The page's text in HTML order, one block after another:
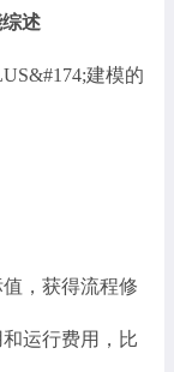
述
建模的
，获得流程修
运行费用，比